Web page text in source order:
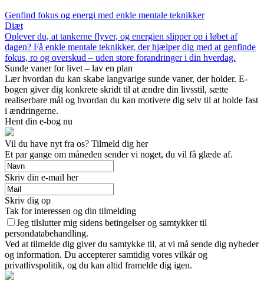
Genfind fokus og energi med enkle mentale teknikker
Diæt
Oplever du, at tankerne flyver, og energien slipper op i løbet af
dagen? Få enkle mentale teknikker, der hjælper dig med at genfinde
fokus, ro og overskud – uden store forandringer i din hverdag.
Sunde vaner for livet – lav en plan
Lær hvordan du kan skabe langvarige sunde vaner, der holder. E-
bogen giver dig konkrete skridt til at ændre din livsstil, sætte
realiserbare mål og hvordan du kan motivere dig selv til at holde fast
i ændringerne.
Hent din e-bog nu
Vil du have nyt fra os? Tilmeld dig her
Et par gange om måneden sender vi noget, du vil få glæde af.
Skriv din e-mail her
Skriv dig op
Tak for interessen og din tilmelding
Jeg tilslutter mig sidens betingelser og samtykker til
persondatabehandling.
Ved at tilmelde dig giver du samtykke til, at vi må sende dig nyheder
og information. Du accepterer samtidig vores vilkår og
privatlivspolitik, og du kan altid framelde dig igen.